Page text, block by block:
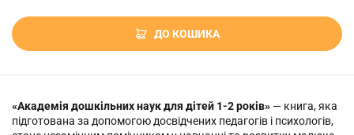
ДО КОШИКА
«Академія дошкільних наук для дітей 1-2 років» — книга, яка
підготована за допомогою досвідчених педагогів і психологів,